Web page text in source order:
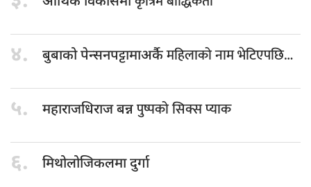
४. बुबाको पेन्सनपट्टामाअर्कैमहिलाको नाम भेटिएपछि…
५. महाराजधिराज बन्नपुष्पको सिक्स प्याक
६. मिथोलोजिकलमा दुर्गा